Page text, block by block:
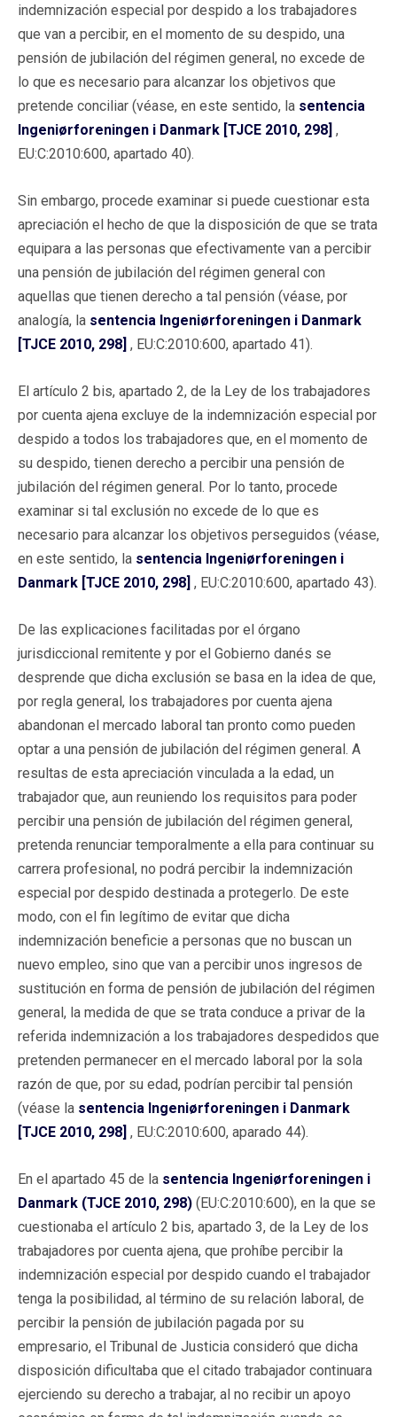
indemnización especial por despido a los trabajadores
que van a percibir, en el momento de su despido, una
pensión de jubilación del régimen general, no excede de
lo que es necesario para alcanzar los objetivos que
pretende conciliar (véase, en este sentido, la sentencia
Ingeniørforeningen i Danmark [TJCE 2010, 298] ,
EU:C:2010:600, apartado 40).
Sin embargo, procede examinar si puede cuestionar esta
apreciación el hecho de que la disposición de que se trata
equipara a las personas que efectivamente van a percibir
una pensión de jubilación del régimen general con
aquellas que tienen derecho a tal pensión (véase, por
analogía, la sentencia Ingeniørforeningen i Danmark
[TJCE 2010, 298] , EU:C:2010:600, apartado 41).
El artículo 2 bis, apartado 2, de la Ley de los trabajadores
por cuenta ajena excluye de la indemnización especial por
despido a todos los trabajadores que, en el momento de
su despido, tienen derecho a percibir una pensión de
jubilación del régimen general. Por lo tanto, procede
examinar si tal exclusión no excede de lo que es
necesario para alcanzar los objetivos perseguidos (véase,
en este sentido, la sentencia Ingeniørforeningen i
Danmark [TJCE 2010, 298] , EU:C:2010:600, apartado 43).
De las explicaciones facilitadas por el órgano
jurisdiccional remitente y por el Gobierno danés se
desprende que dicha exclusión se basa en la idea de que,
por regla general, los trabajadores por cuenta ajena
abandonan el mercado laboral tan pronto como pueden
optar a una pensión de jubilación del régimen general. A
resultas de esta apreciación vinculada a la edad, un
trabajador que, aun reuniendo los requisitos para poder
percibir una pensión de jubilación del régimen general,
pretenda renunciar temporalmente a ella para continuar su
carrera profesional, no podrá percibir la indemnización
especial por despido destinada a protegerlo. De este
modo, con el fin legítimo de evitar que dicha
indemnización beneficie a personas que no buscan un
nuevo empleo, sino que van a percibir unos ingresos de
sustitución en forma de pensión de jubilación del régimen
general, la medida de que se trata conduce a privar de la
referida indemnización a los trabajadores despedidos que
pretenden permanecer en el mercado laboral por la sola
razón de que, por su edad, podrían percibir tal pensión
(véase la sentencia Ingeniørforeningen i Danmark
[TJCE 2010, 298] , EU:C:2010:600, aparado 44).
En el apartado 45 de la sentencia Ingeniørforeningen i
Danmark (TJCE 2010, 298) (EU:C:2010:600), en la que se
cuestionaba el artículo 2 bis, apartado 3, de la Ley de los
trabajadores por cuenta ajena, que prohíbe percibir la
indemnización especial por despido cuando el trabajador
tenga la posibilidad, al término de su relación laboral, de
percibir la pensión de jubilación pagada por su
empresario, el Tribunal de Justicia consideró que dicha
disposición dificultaba que el citado trabajador continuara
ejerciendo su derecho a trabajar, al no recibir un apoyo